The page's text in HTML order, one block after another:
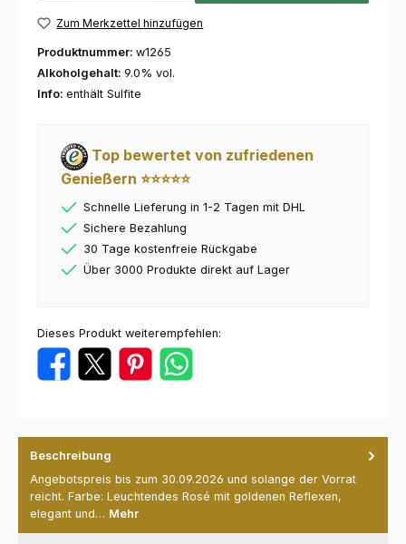
Zum Merkzettel hinzufügen
Produktnummer: w1265
Alkoholgehalt: 9.0% vol.
Info: enthält Sulfite
Top bewertet von zufriedenen
Genießern ⭐⭐⭐⭐⭐
Schnelle Lieferung in 1-2 Tagen mit DHL
Sichere Bezahlung
30 Tage kostenfreie Rückgabe
Über 3000 Produkte direkt auf Lager
Dieses Produkt weiterempfehlen:
Beschreibung
Angebotspreis bis zum 30.09.2026 und solange der Vorrat
reicht. Farbe: Leuchtendes Rosé mit goldenen Reflexen,
elegant und… Mehr